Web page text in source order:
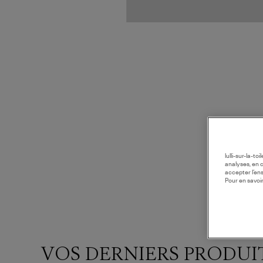
VOS DERNIERS
lulli-sur-la-
analyses, en
accepter
Pour en